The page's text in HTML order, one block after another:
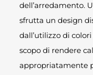
dell’arredamento.
sfrutta un design
dall’utilizzo di
scopo di rendere
appropriatamente